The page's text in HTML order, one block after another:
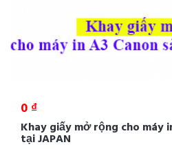
0 ₫
Khay giấy mở rộng cho máy
tại JAPAN